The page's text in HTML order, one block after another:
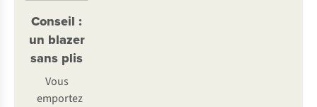
Conseil :
un blazer
sans plis
Vous
emportez